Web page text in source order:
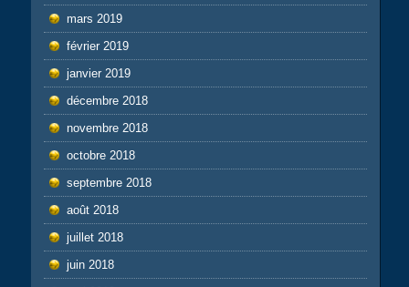
mars 2019
février 2019
janvier 2019
décembre 2018
novembre 2018
octobre 2018
septembre 2018
août 2018
juillet 2018
juin 2018